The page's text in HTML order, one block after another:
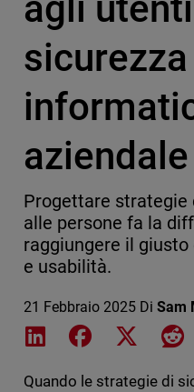
sicurezza
aziendale
Progettare strategie
alle persone fa la
raggiungere il
e usabilità.
21 Febbraio 2025 Di Sam
Share on LinkedIn
Share onShare
Quando le strategie di